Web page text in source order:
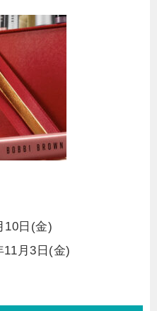
10日(⾦)
11月3日(⾦)